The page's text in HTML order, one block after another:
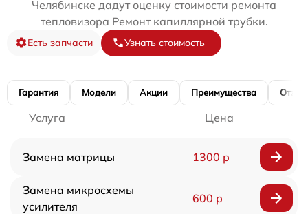
Челябинске дадут оценку стоимости ремонта
тепловизора Ремонт капиллярной трубки.
Есть запчасти Узнать стоимость
Гарантия Модели Акции Преимущества
Услуга Цена
Замена матрицы 1300 р
Замена микросхемы
усилителя
600 р